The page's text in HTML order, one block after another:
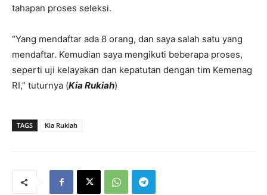
tahapan proses seleksi.
“Yang mendaftar ada 8 orang, dan saya salah satu yang
mendaftar. Kemudian saya mengikuti beberapa proses,
seperti uji kelayakan dan kepatutan dengan tim Kemenag
RI,” tuturnya (Kia Rukiah)
TAGS Kia Rukiah